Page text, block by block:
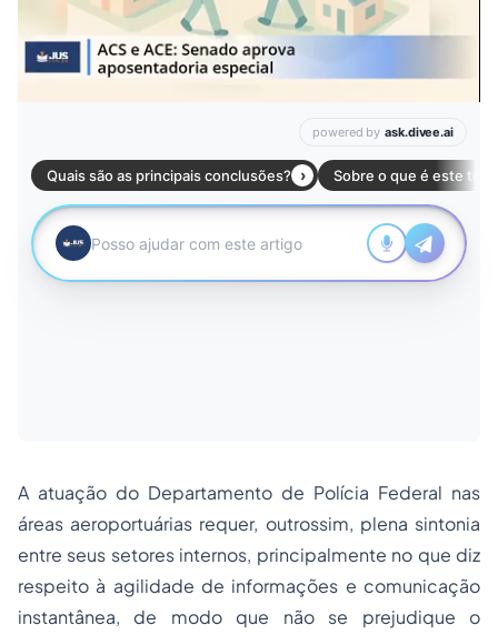
A atuação do Departamento de Polícia Federal nas
áreas aeroportuárias requer, outrossim, plena sintonia
entre seus setores internos, principalmente no que diz
respeito à agilidade de informações e comunicação
instantânea, de modo que não se prejudique o